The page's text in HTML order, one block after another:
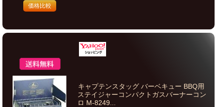
価格比較
キャプテンスタッグ バーベキュー BBQ用
ステイジャーコンパクトガスバーナーコン
ロ M-8249...